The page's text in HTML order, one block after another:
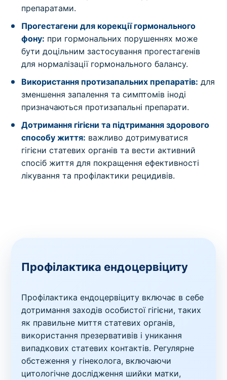
препаратами.
Прогестагени для корекції гормонального
фону: при гормональних порушеннях може
бути доцільним застосування прогестагенів
для нормалізації гормонального балансу.
Використання протизапальних препаратів: для
зменшення запалення та симптомів іноді
призначаються протизапальні препарати.
Дотримання гігієни та підтримання здорового
способу життя: важливо дотримуватися
гігієни статевих органів та вести активний
спосіб життя для покращення ефективності
лікування та профілактики рецидивів.
Профілактика ендоцервіциту
Профілактика ендоцервіциту включає в себе
дотримання заходів особистої гігієни, таких
як правильне миття статевих органів,
використання презервативів і уникання
випадкових статевих контактів. Регулярне
обстеження у гінеколога, включаючи
цитологічне дослідження шийки матки,